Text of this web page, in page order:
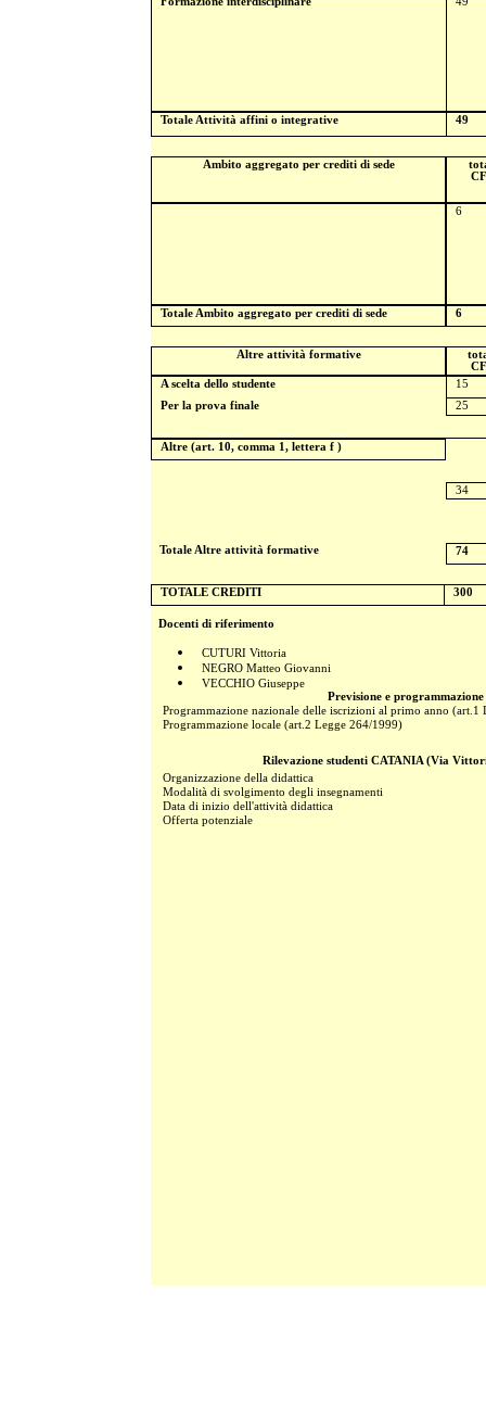
Totale Attività affini o integrative 49
Ambito aggregato per crediti di sede
6
Totale Ambito aggregato per crediti di sede 6
Altre attività formative
A scelta dello studente
15
Per la prova finale
25
Altre (art. 10, comma 1, lettera f )
34
Totale Altre attività formative 74
TOTALE CREDITI 300
Docenti di riferimento
CUTURI Vittoria
NEGRO Matteo Giovanni
VECCHIO Giuseppe
Previsione e
Programmazione nazionale delle iscrizioni al primo anno (art.1
Programmazione locale (art.2 Legge 264/1999)
Rilevazione studenti CATANIA (Via
Organizzazione della didattica
Modalità di svolgimento degli insegnamenti
Data di inizio dell'attività didattica
Offerta potenziale